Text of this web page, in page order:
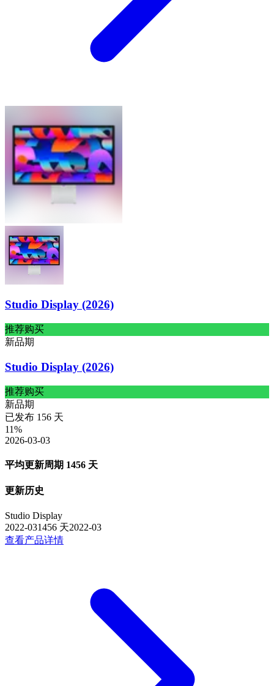
Studio Display (2026)
推荐购买
新品期
Studio Display (2026)
推荐购买
新品期
已发布 156 天
11%
2026-03-03
平均更新周期 1456 天
更新历史
Studio Display
2022-031456 天2022-03
查看产品详情